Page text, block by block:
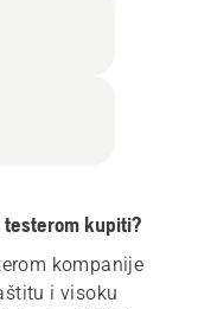
testerom kupiti?
kompanije
i visoku